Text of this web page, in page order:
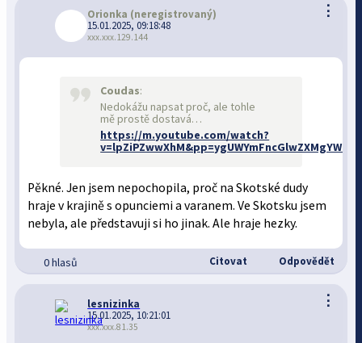
⋮
Orionka (neregistrovaný)
15.01.2025, 09:18:48
xxx.xxx.129.144
Coudas:
Nedokážu napsat proč, ale tohle
mě prostě dostavá…
https://m.youtube.com/watch?
Pěkné. Jen jsem nepochopila, proč na Skotské dudy
hraje v krajině s opunciemi a varanem. Ve Skotsku jsem
nebyla, ale představuji si ho jinak. Ale hraje hezky.
0 hlasů Citovat Odpovědět
⋮
lesnizinka
15.01.2025, 10:21:01
xxx.xxx.81.35